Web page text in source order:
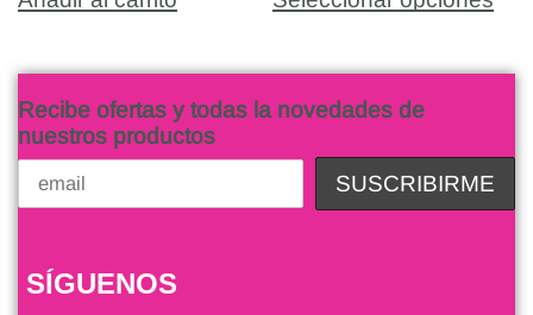
Recibe ofertas y todas la novedades de
nuestros productos
SÍGUENOS